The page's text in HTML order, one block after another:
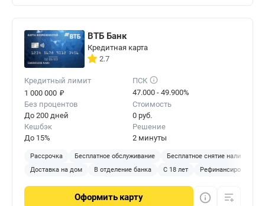
ВТБ Банк
Кредитная карта
2.7
Кредитный лимит
1 000 000 ₽
ПСК
47.000 - 49.900%
Без процентов
До 200 дней
Стоимость
0 руб.
Кешбэк
До 15%
Решение
2 минуты
Рассрочка Бесплатное обслуживание
Бесплатное снятие наличных
Доставка на дом
В отделение банка С 18 лет Рефинансирование
Оформить карту